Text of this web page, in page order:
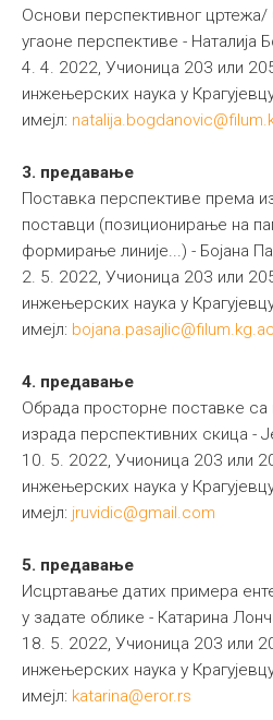
Основи перспективног
угаоне перспективе - Наталија
4. 4. 2022, Учионица 203 или
инжењерских наука у
имејл:
3. предавање
Поставка перспективе према
поставци (позиционирање на
формирање линије...) - Бојана
2. 5. 2022, Учионица 203 или
инжењерских наука у
имејл:
4. предавање
Обрада просторне поставке са
израда перспективних скица -
10. 5. 2022, Учионица 203 или
инжењерских наука у
имејл: jruvidic@gmail.com
5. предавање
Исцртавање датих примера
у задате облике - Катарина
18. 5. 2022, Учионица 203 или
инжењерских наука у
имејл: katarina@eror.rs